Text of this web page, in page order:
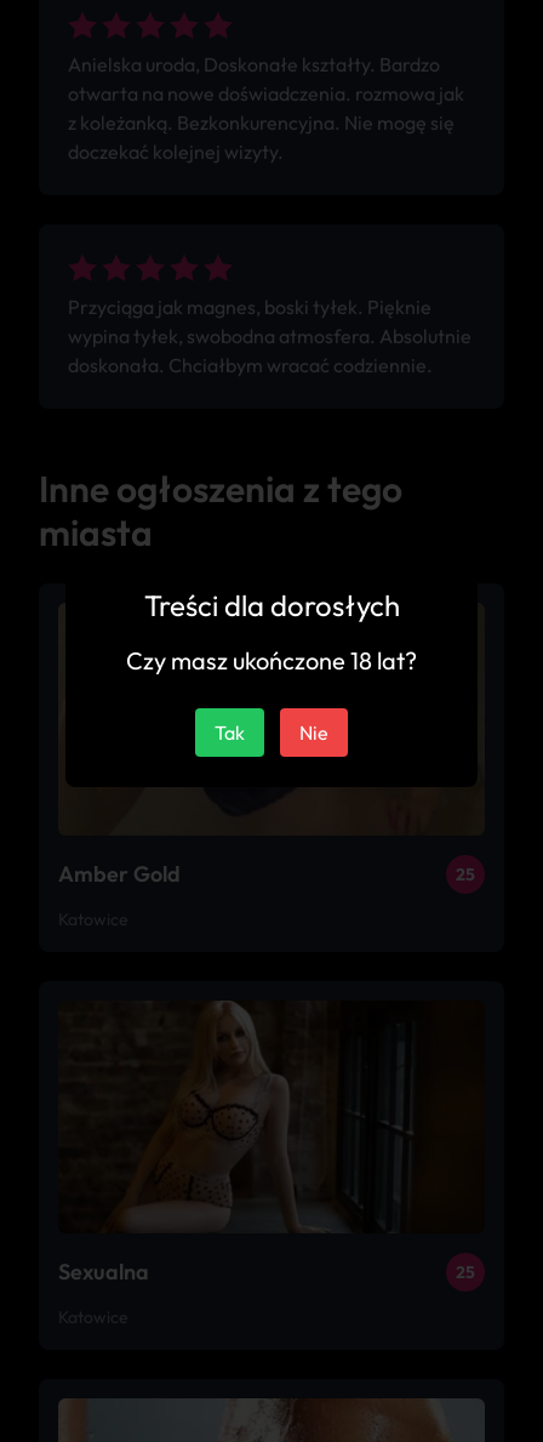
Anielska uroda, Doskonałe kształty. Bardzo
otwarta na nowe doświadczenia. rozmowa jak
z koleżanką. Bezkonkurencyjna. Nie mogę się
doczekać kolejnej wizyty.
Przyciąga jak magnes, boski tyłek. Pięknie
wypina tyłek, swobodna atmosfera. Absolutnie
doskonała. Chciałbym wracać codziennie.
Inne ogłoszenia z tego
miasta
Amber Gold 25
Katowice
Sexualna 25
Katowice
Treści dla dorosłych
Czy masz ukończone 18 lat?
Tak Nie